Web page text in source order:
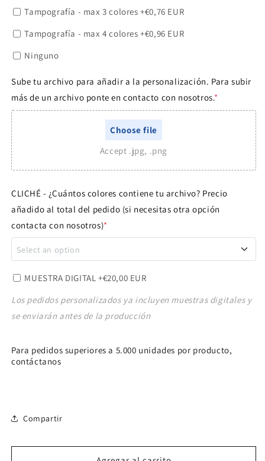
Tampografía - max 3 colores +€0,76 EUR
Tampografía - max 4 colores +€0,96 EUR
Ninguno
Sube tu archivo para añadir a la personalización. Para subir
más de un archivo ponte en contacto con nosotros.*
Choose file
Accept .jpg, .png
CLICHÉ - ¿Cuántos colores contiene tu archivo? Precio
añadido al total del pedido (si necesitas otra opción
contacta con nosotros)*
Select an option
1 COLOR+€60,00 EUR
2 COLORES+€110,00 EUR
4 COLORES
MUESTRA DIGITAL +€20,00 EUR
Los pedidos personalizados ya incluyen muestras digitales y
se enviarán antes de la producción
Para pedidos superiores a 5.000 unidades por producto,
contáctanos
Compartir